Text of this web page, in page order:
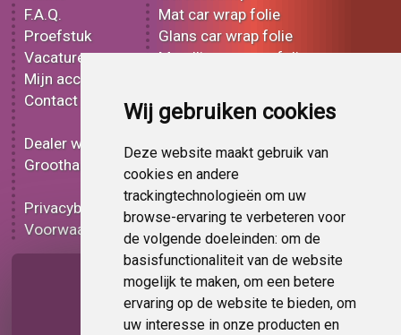
Wij gebruiken cookies
Deze website maakt gebruik van
cookies en andere
trackingtechnologieën om uw
browse-ervaring te verbeteren voor
de volgende doeleinden: om de
basisfunctionaliteit van de website
mogelijk te maken, om een betere
ervaring op de website te bieden, om
uw interesse in onze producten en
F.A.Q.
Proefstuk
Vacatures
Mijn account
Contact
Dealer worden
Groothandel
Privacybeleid
Voorwaarden
Mat car wrap folie
Glans car wrap folie
Metallic car wrap folie
Effect car wrap folie
Bedrukt car wrap folie
Carbon car wrap folie
Tint folie
Functionele folie
Car wrap folie korting
Op bestelling
Pagina delen